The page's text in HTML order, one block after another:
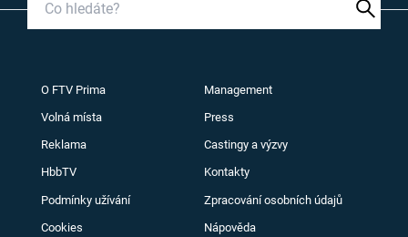
O FTV Prima Management
Volná místa Press
Reklama Castingy a výzvy
HbbTV Kontakty
Podmínky užívání Zpracování osobních údajů
Cookies Nápověda